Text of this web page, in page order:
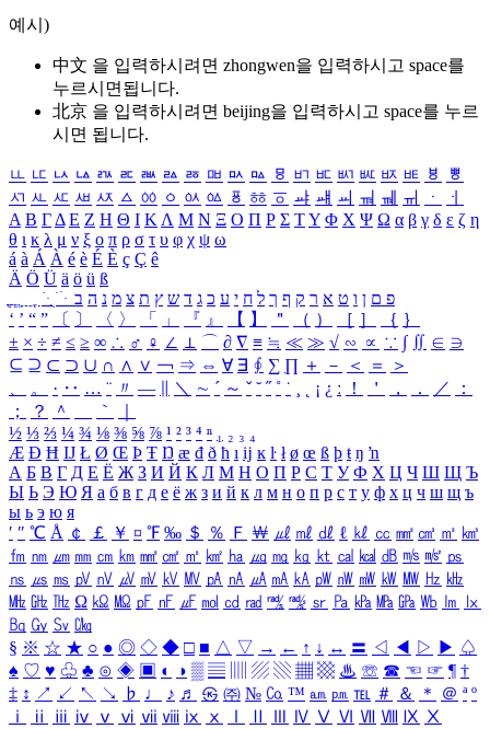
예시)
中文 을 입력하시려면 zhongwen을 입력하시고 space를
누르시면됩니다.
北京 을 입력하시려면 beijing을 입력하시고 space를 누르
시면 됩니다.
ㅥ ㅦ ㅧ ㅨ ㅩ ㅪ ㅫ ㅬ ㅭ ㅮ ㅯ ㅰ ㅱ ㅲ ㅳ ㅴ ㅵ ㅶ ㅷ ㅸ
ㅹ
ㅺ ㅻ ㅼ ㅽ ㅾ ㅿ ㆀ ㆁ ㆂ ㆃ ㆄ ㆅ ㆆ ㆇ ㆈ ㆉ ㆊ ㆋ ㆌ ㆍ
ㆎ
Α Β ΓΔ Ε Ζ Η Θ Ι ΚΛ Μ Ν Ξ Ο Π Ρ Σ ΤΥ Φ Χ Ψ Ω α β γ δ ε ζ η
θ ι κ λ μ ν ξ ο π ρ σ τ υ φ χ ψ ω
á à Á À é è É È ç Ç ê
Ä Ö Ü ä ö ü ß
ִֶֹ ֻּ ׁׂ פ ם ן ו ט א ר ק ף ך ל ח י ע כ ג ד ש ץ ת צ מ נ ה ב
‘ ’ “ ” 〔 〕 〈 〉 「 」 『 』 【 】 ＂ （ ） ［ ］ ｛ ｝
± × ÷ ≠ ≤ ≥ ∞ ∴ ♂ ♀ ∠ ⊥ ⌒ ∂ ∇ ≡ ≒ ≪ ≫ √ ∽ ∝ ∵ ∫ ∬ ∈ ∋
⊆ ⊇ ⊂ ⊃ ∪ ∩ ∧ ∨ ￢ ⇒ ⇔ ∀ ∃ ∮ ∑ ∏ ＋ － ＜ ＝
＞
、
。 · ‥ … ¨ 〃 ― ＼ ∼ ´ ～ ˇ ˘ ˝ ˚ ˙ ¸ ¡ ¿ ː ！ ＇ ， ． ／
：
；
？ ＾ ｀
½ ⅓ ⅔ ¼ ¾ ⅛ ⅜ ⅝ ⅞ ¹ ² ³ ⁴ ⁿ ₁ ₂ ₃ ₄
Æ Ð Ħ Ĳ Ł Ø Œ Þ Ŧ Ŋ æ đ ð ħ ı ĳ ĸ ŀ ł ø œ ß þ ŧ ŋ ŉ
А Б В Г Д Е Ё Ж З И Й К Л М Н О П Р С Т У Ф Х Ц Ч Ш Щ Ъ
Ы Ь Э Ю Я а б в г д е ё ж з и й к л м н о п р с т у ф х ц ч ш щ ъ
ы ь э ю я
′ ″ ℃ Å ￠ ￡ ￥ ¤ ℉ ‰ ＄ ％ Ｆ ￦ ㎕ ㎖ ㎗ ℓ ㎘ ㏄ ㎣ ㎤ ㎥ ㎦
㎙ ㎚ ㎛ ㎜ ㎝ ㎞ ㎟ ㎠ ㎡ ㎢ ㏊ ㎍ ㎎ ㎏ ㏏ ㎈ ㎉ ㏈ ㎧ ㎨ ㎰
㎱ ㎲ ㎳ ㎴ ㎵ ㎶ ㎷ ㎸ ㎹ ㎀ ㎁ ㎂ ㎃ ㎄ ㎺ ㎻ ㎽ ㎾ ㎿ ㎐ ㎑
㎒ ㎓ ㎔ Ω ㏀ ㏁ ㎊ ㎋ ㎌ ㏖ ㏅ ㎭ ㎮ ㎯ ㏛ ㎩ ㎪ ㎫ ㎬ ㏝ ㏐
㏓
㏃ ㏉ ㏜ ㏆
§ ※ ☆ ★ ○ ● ◎ ◇ ◆ □ ■ △ ▽ → ← ↑ ↓ ↔ 〓 ◁ ◀ ▷ ▶ ♤
♠ ♡ ♥ ♧ ♣ ⊙ ◈ ▣ ◐ ◑ ▒ ▤ ▨ ▧ ▦ ▩ ♨ ☏ ☎ ☜ ☞ ¶ †
‡ ↕ ↗ ↙ ↖ ↘ ♭ ♩ ♪ ♬ ㉿ ㈜ № ㏇ ™ ㏂ ㏘ ℡ ＃ ＆ ＊ ＠ ª º
ⅰ
ⅱ ⅲ ⅳ ⅴ ⅵ ⅶ ⅷ ⅸ ⅹ Ⅳ Ⅴ Ⅵ Ⅶ Ⅷ Ⅸ Ⅹ